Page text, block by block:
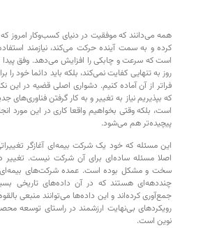
همه می‌دانند که موفقیت در دنیای کسب‌وکار امروز
کرده و به سمت آینده حرکت می‌کند، نیازمند
است که سرعت و چابکی را افزایش می‌دهد. وفق پیدا
روز به تنهایی کفایت نمی‌کند، بلکه باید دائما خود را
فراتر از آن آماده کنیم. دشواری اصلی قضیه در این
که بپذیریم نیاز به تغییر و به کار گرفتن فناوری‌های
است، بلکه وقتی بخواهیم واقعا کاری در این مورد
پیچیده‌تر هم می‌شود.
این مسئله که خود یک شرکت بیمه‌ای آغازگر
اصلا مسئله ساده‌ای برای آن شرکت نیست. تغییر
سخت و مشکل بوده است. عمده شرکت‌های بیمه‌ای
چنددهه‌ای هستند که در آن داده‌های تاریخی
جمع‌آوری کرده‌اند و این داده‌ها می‌توانند منبعی
رویکردهای بی‌نهایت ارزشمند در راستای توسعه
نوین است.